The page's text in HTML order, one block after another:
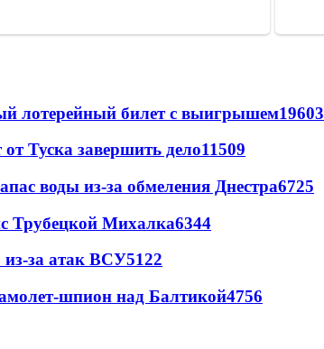
лотерейный билет с выигрышем19603
Туска завершить дело11509
воды из-за обмеления Днестра6725
Трубецкой Михалка6344
за атак ВСУ5122
шпион над Балтикой4756